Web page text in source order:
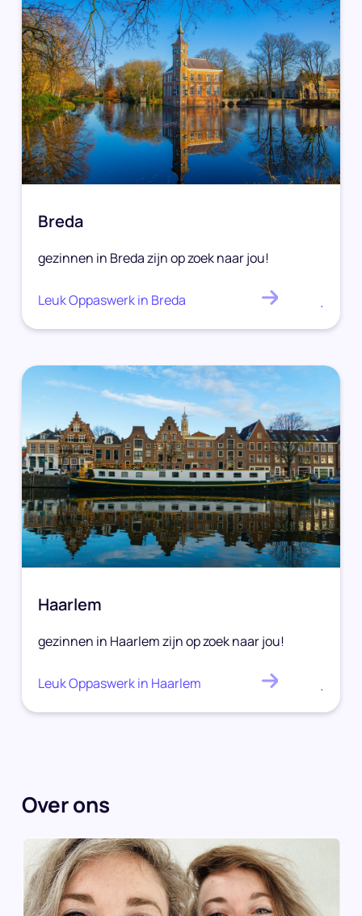
Breda
gezinnen in Breda zijn op zoek naar jou!
Leuk Oppaswerk in Breda .
Haarlem
gezinnen in Haarlem zijn op zoek naar jou!
Leuk Oppaswerk in Haarlem .
Over ons